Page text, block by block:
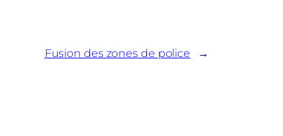
Fusion des zones de police →